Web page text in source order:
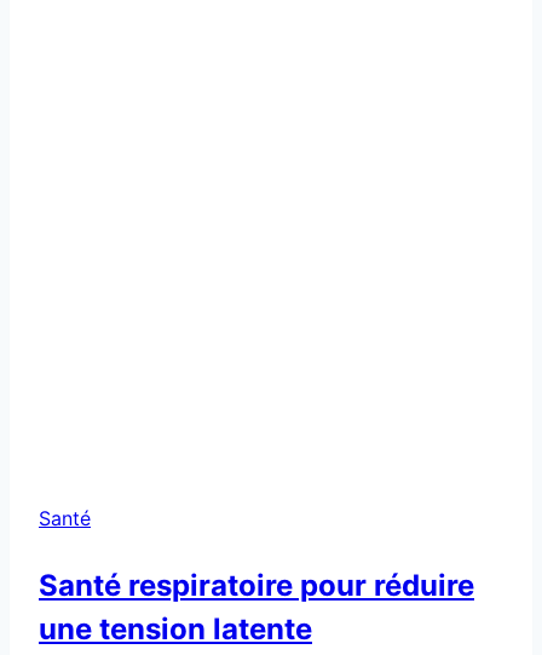
Santé
Santé respiratoire pour réduire
une tension latente